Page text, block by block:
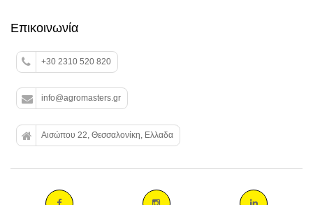
Επικοινωνία
+30 2310 520 820
info@agromasters.gr
Αισώπου 22, Θεσσαλονίκη, Ελλαδα